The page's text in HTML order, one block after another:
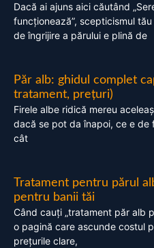
Dacă ai ajuns aici căutând
funcționează”, scepticismul
de îngrijire a părului e plină de
Păr alb: ghidul complet
tratament, prețuri)
Firele albe ridică mereu
dacă se pot da înapoi, ce e
cât
Tratament pentru părul
pentru banii tăi
Când cauți „tratament păr alb
o pagină care ascunde costul
prețurile clare,